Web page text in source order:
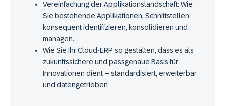
Vereinfachung der Applikationslandschaft: Wie
Sie bestehende Applikationen, Schnittstellen
konsequent identifizieren, konsolidieren und
managen.
Wie Sie Ihr Cloud-ERP so gestalten, dass es als
zukunftssichere und passgenaue Basis für
Innovationen dient – standardisiert, erweiterbar
und datengetrieben